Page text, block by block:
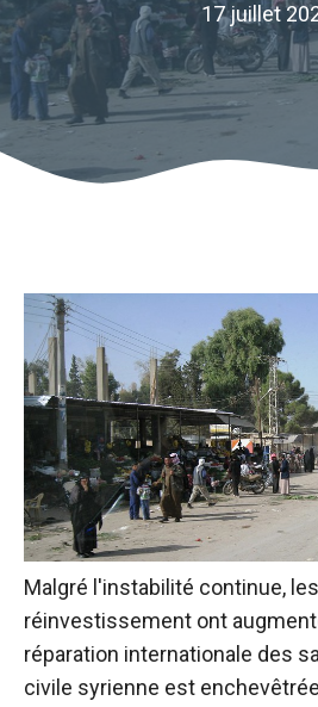
17 juillet
Malgré l'instabilité continue,
réinvestissement ont
réparation internationale des
civile syrienne est